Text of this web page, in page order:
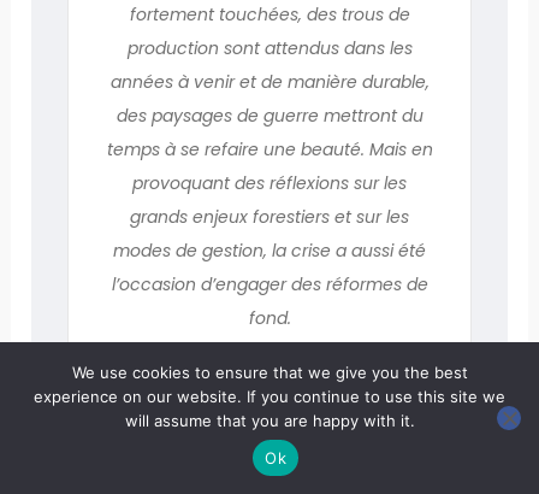
fortement touchées, des trous de
production sont attendus dans les
années à venir et de manière durable,
des paysages de guerre mettront du
temps à se refaire une beauté. Mais en
provoquant des réflexions sur les
grands enjeux forestiers et sur les
modes de gestion, la crise a aussi été
l’occasion d’engager des réformes de
fond.
We use cookies to ensure that we give you the best
experience on our website. If you continue to use this site we
will assume that you are happy with it.
Ok